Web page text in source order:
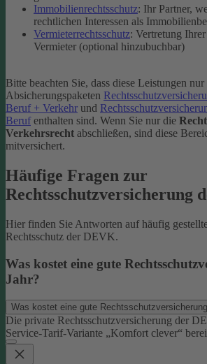
Immobilienrechtsschutz: Ihr Partner,
rechtlichen Interessen als
Vermieterrechtsschutz: Vertretung
Vermieter (optional hinzubuchbar)
Bitte beachten Sie, dass diese Leistungen nur
Absicherungspaketen
Beruf + Verkehr und
Beruf enthalten sind. Wenn Sie nur die
Verkehrsrecht abschließen, sind diese
mitversichert.
Häufige Fragen zur
Rechtsschutzversicherung
Hier finden Sie Antworten auf häufig
Rechtsschutz der DEVK.
Was kostet eine gute
Jahr?
Was kostet eine gute
Die private Rechtsschutzversicherung der
Service-Tarif-Variante „Komfort clever“